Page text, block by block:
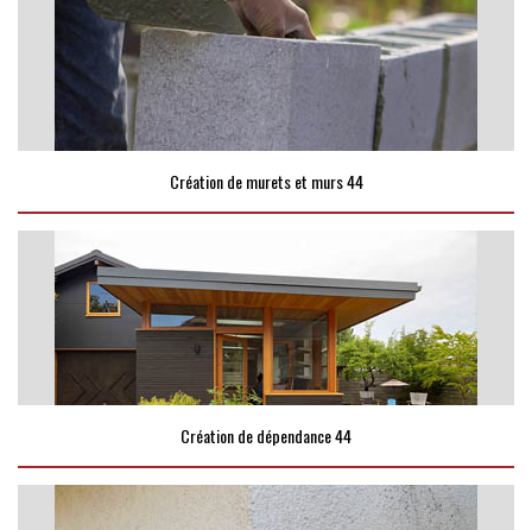
Création de murets et murs 44
Création de dépendance 44